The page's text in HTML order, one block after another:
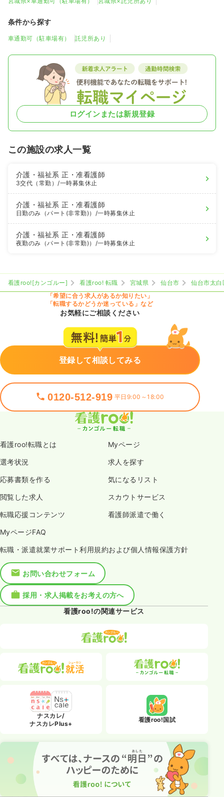
条件から探す
車通勤可（駐車場有） 託児所あり
ログインまたは新規登録
この施設の求人一覧
介護・福祉系正・准看護師
3交代（常勤）/一時募集休止
介護・福祉系正・准看護師
日勤のみ（パート(非常勤)） /一時募集休止
介護・福祉系正・准看護師
夜勤のみ（パート(非常勤)） /一時募集休止
看護roo![カンゴルー] 看護roo! 転職 宮城県 仙台市
仙台市太白
「希望に合う求人があるか知りたい」
「転職するかどうか迷っている」など
お気軽にご相談ください
登録して相談してみる
0120-512-919 平日9:00～18:00
看護roo!転職とは Myページ
選考状況 求人を探す
応募書類を作る 気になるリスト
閲覧した求人 スカウトサービス
転職応援コンテンツ 看護師派遣で働く
MyページFAQ
転職・派遣就業サポート利用規約および個人情報保護方針
お問い合わせフォーム
採用・求人掲載をお考えの方へ
看護roo!の関連サービス
ナスカレ/
ナスカレPlus+
看護roo!国試